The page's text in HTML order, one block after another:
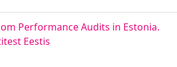
Performance Audits in Estonia.
Eestis